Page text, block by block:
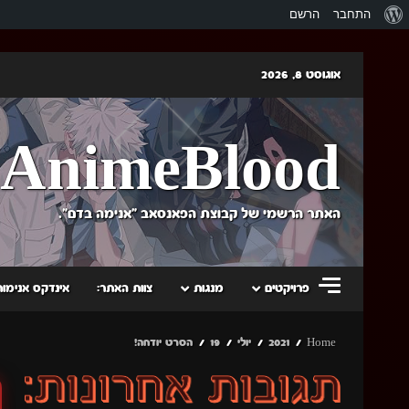
אודות
התחבר הרשם
content
אוגוסט 8, 2026
AnimeBlood
האתר הרשמי של קבוצת הפאנסאב "אנימה בדם".
פרויקטים מנגות צוות האתר: אינדקס
Home
2021 יולי 19 הסרט יודחה!